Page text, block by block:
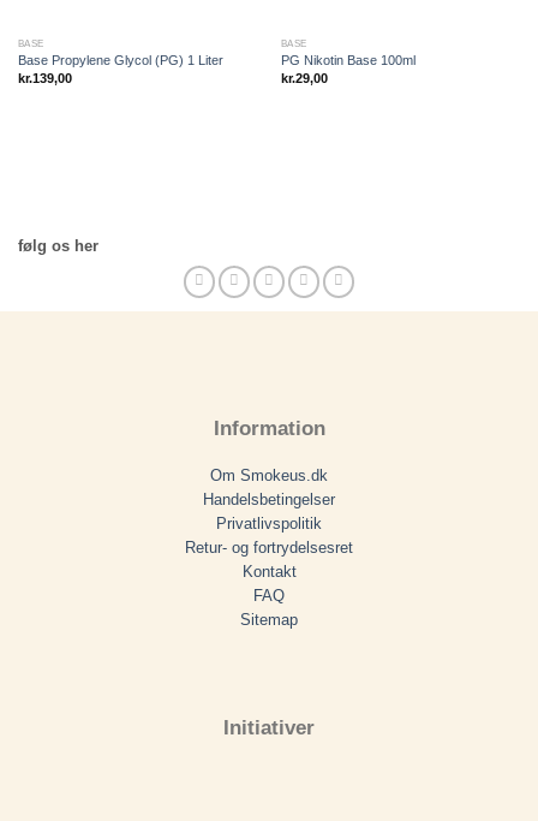
BASE
Base Propylene Glycol (PG) 1 Liter
kr.139,00
BASE
PG Nikotin Base 100ml
kr.29,00
følg os her
Information
Om Smokeus.dk
Handelsbetingelser
Privatlivspolitik
Retur- og fortrydelsesret
Kontakt
FAQ
Sitemap
Initiativer